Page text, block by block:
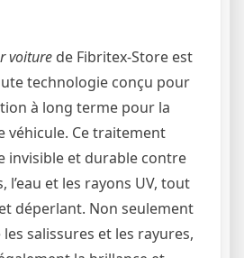
voiture de Fibritex-Store est
technologie conçu pour
à long terme pour la
véhicule. Ce traitement
invisible et durable contre
l’eau et les rayons UV, tout
déperlant. Non seulement
salissures et les rayures,